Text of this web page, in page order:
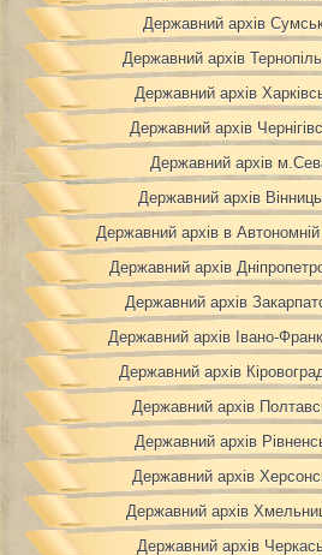
Державний архів
Державний архів
Державний архів
Державний архів
Державний архів
Державний архів
Державний архів в Автономній
Державний архів
Державний архів
Державний архів Івано-
Державний архів
Державний архів
Державний архів
Державний архів
Державний архів
Державний архів